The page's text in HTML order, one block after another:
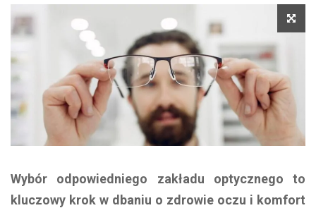
Wybór odpowiedniego zakładu optycznego to
kluczowy krok w dbaniu o zdrowie oczu i komfort